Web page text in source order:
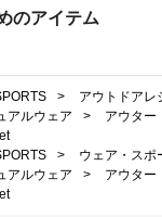
のアイテム
>
アウトドアレ
アルウェア > アウター
>
ウェア・スポ
アルウェア > アウター